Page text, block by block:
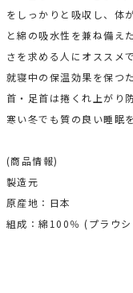
をしっかりと吸収し、体
と綿の吸水性を兼ね備え
さを求める人にオススメで
就寝中の保温効果を保つ
首・足首は捲くれ上がり
寒い冬でも質の良い睡眠
(商品情報)
製造元
原産地：日本
組成：綿100％ (プラウ